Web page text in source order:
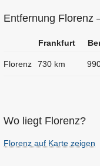
Entfernung Florenz
Frankfurt
Florenz 730 km
Wo liegt Florenz?
Florenz auf Karte zeigen